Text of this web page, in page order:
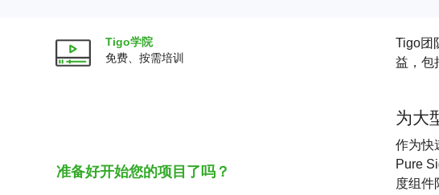
Tigo学院
免费、按需培训
准备好开始您的项目了吗？
Tigo团
益，包
为大
作为快
Pure
度组